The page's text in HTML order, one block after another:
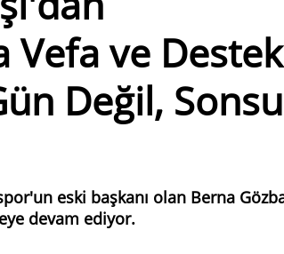
Vefa ve Destek
Değil,
eski başkanı olan Berna
devam ediyor.